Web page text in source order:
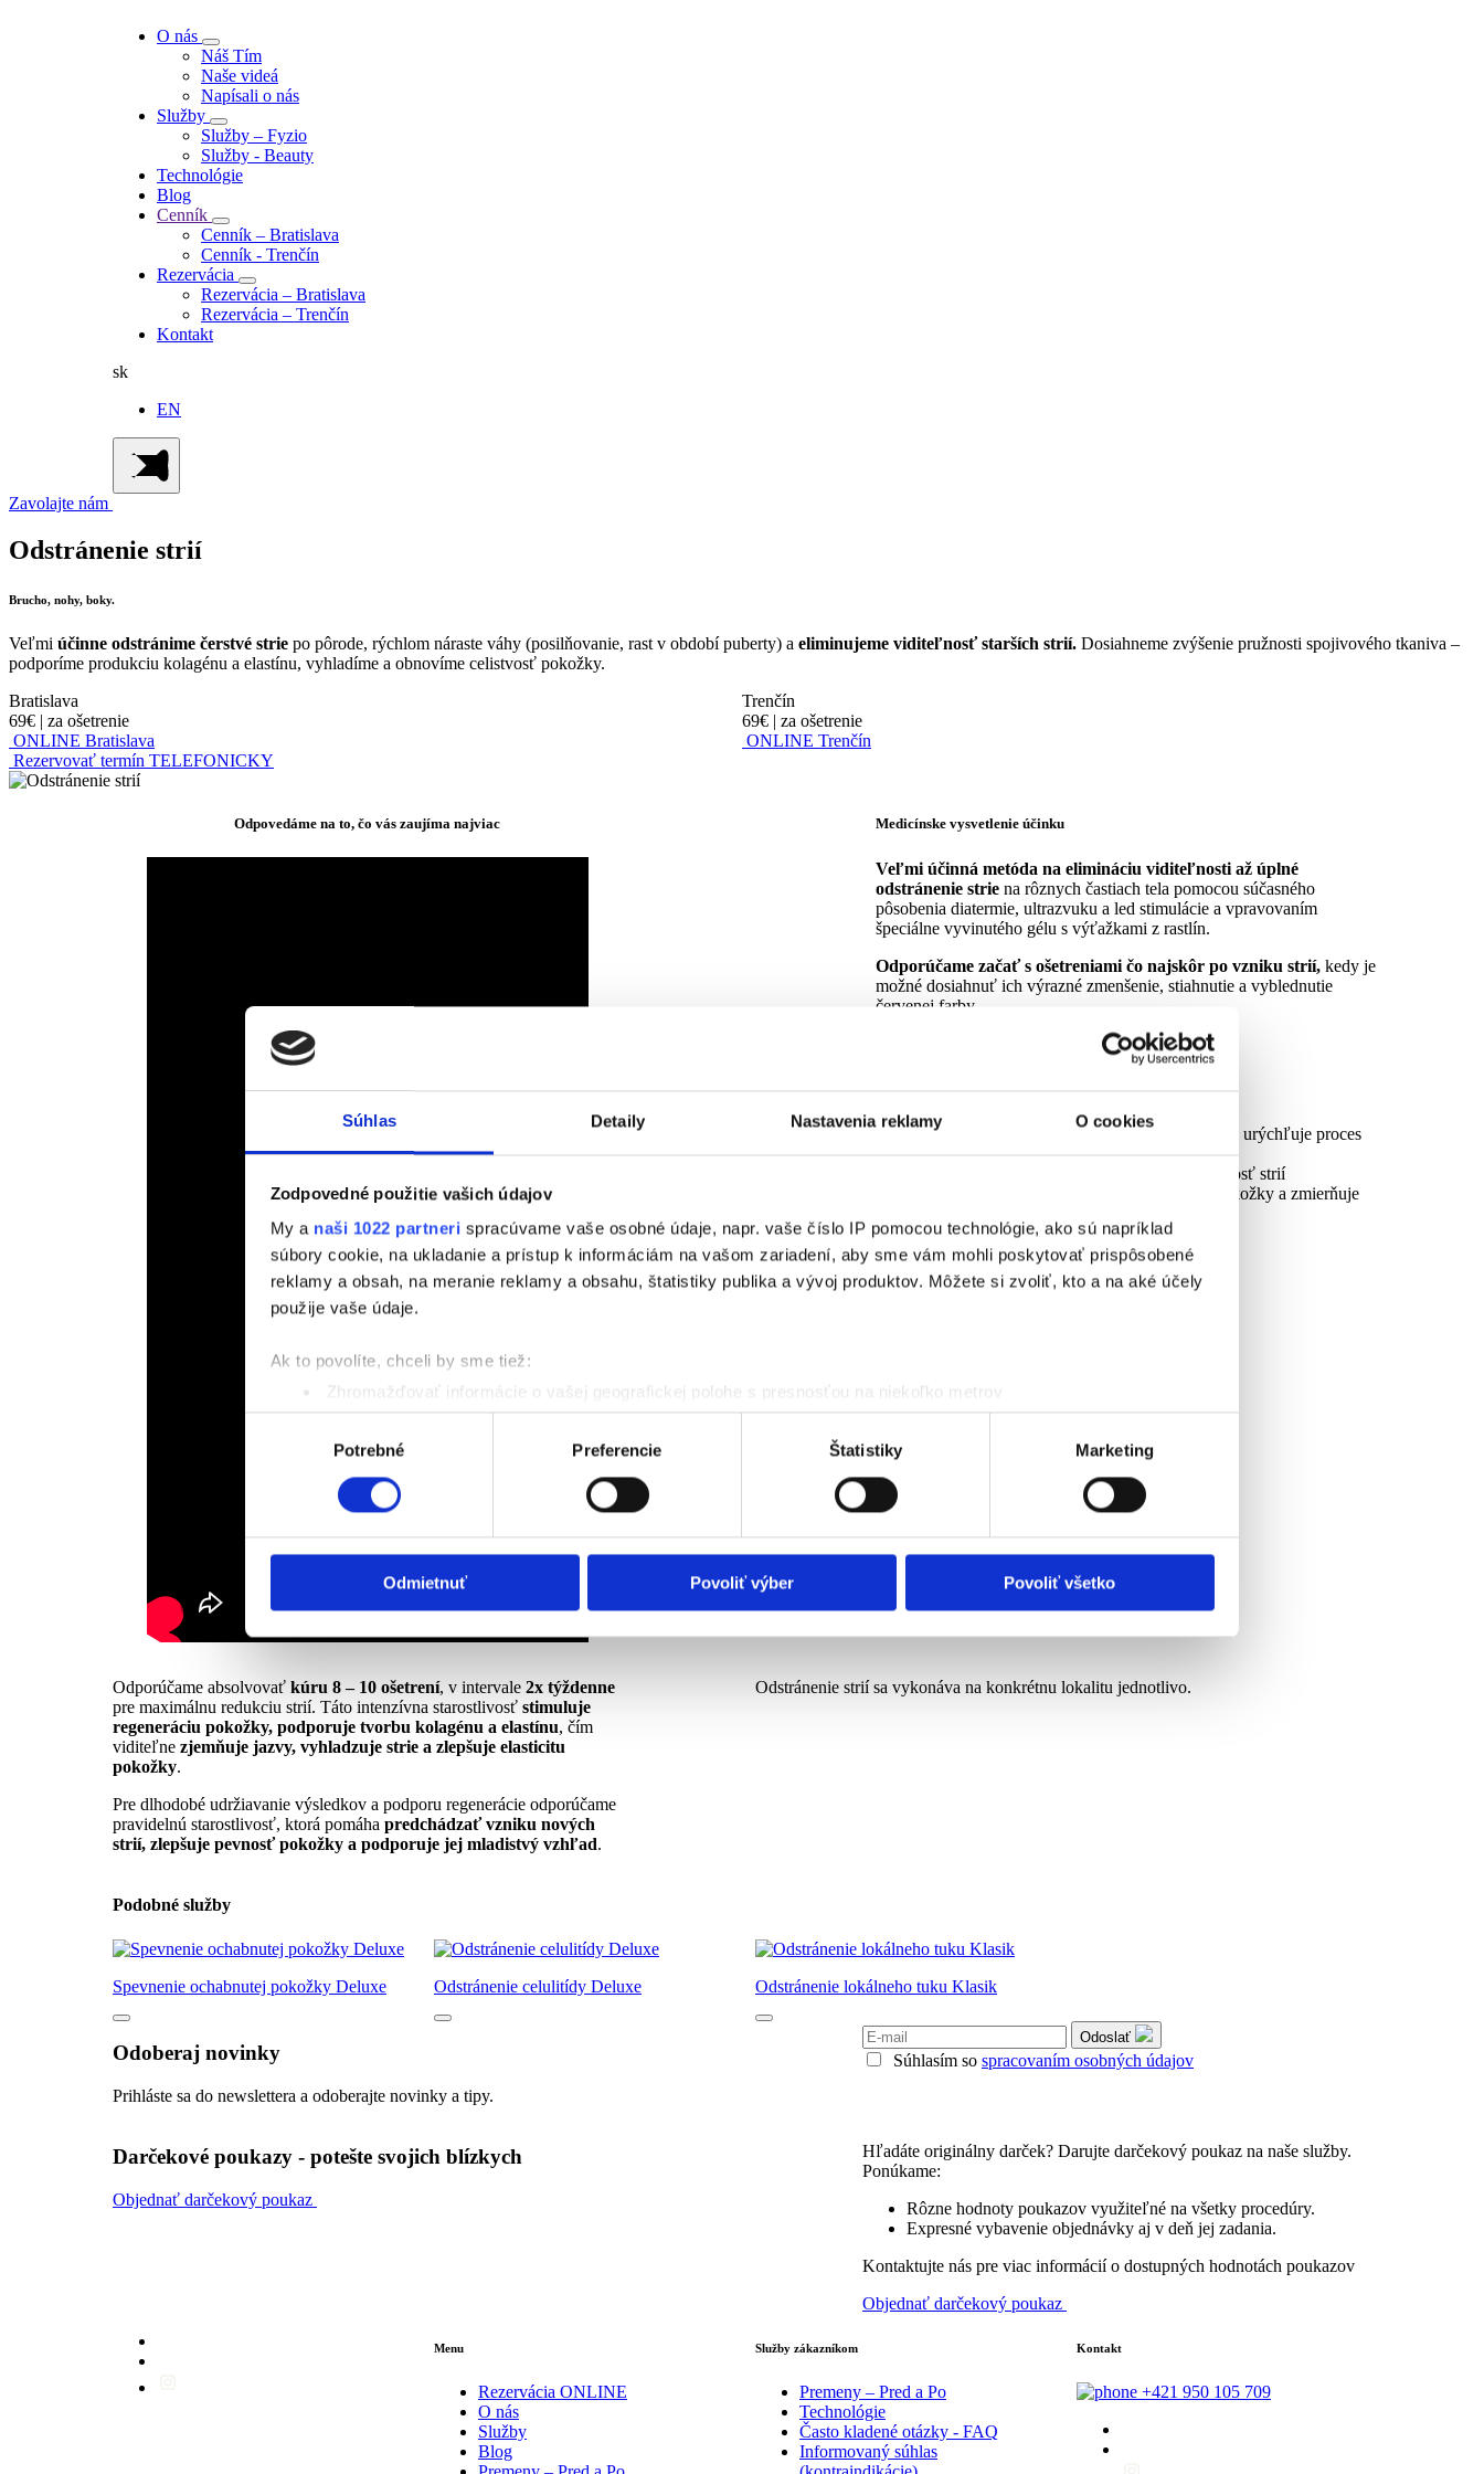
Súhlas Detaily Nastavenia reklamy O cookies
Zodpovedné použitie vašich údajov
My a naši 1022 partneri spracúvame vaše osobné údaje, napr. vaše číslo IP pomocou technológie, ako sú napríklad
súbory cookie, na ukladanie a prístup k informáciám na vašom zariadení, aby sme vám mohli poskytovať prispôsobené
reklamy a obsah, na meranie reklamy a obsahu, štatistiky publika a vývoj produktov. Môžete si zvoliť, kto a na aké účely
použije vaše údaje.
Ak to povolíte, chceli by sme tiež:
Zhromažďovať informácie o vašej geografickej polohe s presnosťou na niekoľko metrov
Identifikovať vaše zariadenie aktívnym skenovaním konkrétnych charakteristík (odtlačky prstov).
Viac informácií o tom, ako sa spracúvajú vaše osobné údaje, nájdete v časti svašimi nastaveniami
. Súhlas môžete
kedykoľvek zmeniť alebo odvolať cez Vyhlásenie o používaní súborov cookie.
cookie. Informácie o tom, ako používate naše webové stránky, poskytujeme aj našim partnerom v oblasti sociálnych
médií, inzercie a analýzy. Títo partneri môžu príslušné informácie skombinovať s ďalšími údajmi, ktoré ste im poskytli
alebo ktoré od vás získali, keď ste používali ich služby.
Potrebné Preferencie Štatistiky Marketing
Odmietnuť Povoliť výber Povoliť všetko
O nás
Náš Tím
Naše videá
Napísali o nás
Služby
Služby – Fyzio
Služby - Beauty
Technológie
Blog
Cenník
Cenník – Bratislava
Cenník - Trenčín
Rezervácia
Rezervácia – Bratislava
Rezervácia – Trenčín
Kontakt
sk
EN
Zavolajte nám
Odstránenie strií
Brucho, nohy, boky.
Veľmi účinne odstránime čerstvé strie po pôrode, rýchlom náraste váhy (posilňovanie, rast v období puberty) a eliminujeme viditeľnosť starších strií. Dosiahneme zvýšenie pružnosti spojivového tkaniva –
podporíme produkciu kolagénu a elastínu, vyhladíme a obnovíme celistvosť pokožky.
Bratislava
69€ | za ošetrenie
ONLINE Bratislava
Trenčín
69€ | za ošetrenie
ONLINE Trenčín
Rezervovať termín TELEFONICKY
Odpovedáme na to, čo vás zaujíma najviac Medicínske vysvetlenie účinku
Veľmi účinná metóda na elimináciu viditeľnosti až úplné
odstránenie strie na rôznych častiach tela pomocou súčasného
pôsobenia diatermie, ultrazvuku a led stimulácie a vpravovaním
špeciálne vyvinutého gélu s výťažkami z rastlín.
Odporúčame začať s ošetreniami čo najskôr po vzniku strií, kedy je
možné dosiahnuť ich výrazné zmenšenie, stiahnutie a vyblednutie
červenej farby.
kyselina hyaluronová
vysokokoncentrovaný aktívny kyslík
panthenol – upokojuje podráždenú pokožku a urýchľuje proces
hojenia
pupočník ázijský – redukuje hĺbku a viditeľnosť strií
pagaštan konský – podporuje regeneráciu pokožky a zmierňuje
Odporúčame absolvovať kúru 8 – 10 ošetrení, v intervale 2x týždenne
pre maximálnu redukciu strií. Táto intenzívna starostlivosť stimuluje
regeneráciu pokožky, podporuje tvorbu kolagénu a elastínu, čím
viditeľne zjemňuje jazvy, vyhladzuje strie a zlepšuje elasticitu
pokožky.
Pre dlhodobé udržiavanie výsledkov a podporu regenerácie odporúčame
pravidelnú starostlivosť, ktorá pomáha predchádzať vzniku nových
strií, zlepšuje pevnosť pokožky a podporuje jej mladistvý vzhľad.
Odstránenie strií sa vykonáva na konkrétnu lokalitu jednotlivo.
Podobné služby
Spevnenie ochabnutej pokožky Deluxe Odstránenie celulitídy Deluxe Odstránenie lokálneho tuku Klasik
Odoberaj novinky
Prihláste sa do newslettera a odoberajte novinky a tipy.
Odoslať
Súhlasím so spracovaním osobných údajov
Darčekové poukazy - potešte svojich blízkych
Objednať darčekový poukaz
Hľadáte originálny darček? Darujte darčekový poukaz na naše služby.
Ponúkame:
Rôzne hodnoty poukazov využiteľné na všetky procedúry.
Expresné vybavenie objednávky aj v deň jej zadania.
Kontaktujte nás pre viac informácií o dostupných hodnotách poukazov
Objednať darčekový poukaz
Menu
Rezervácia ONLINE
O nás
Služby
Blog
Služby zákazníkom
Premeny – Pred a Po
Technológie
Často kladené otázky - FAQ
Informovaný súhlas
Kontakt
+421 950 105 709